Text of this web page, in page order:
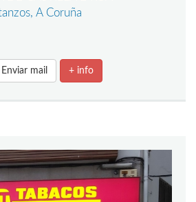
A Coruña
Enviar mail + info